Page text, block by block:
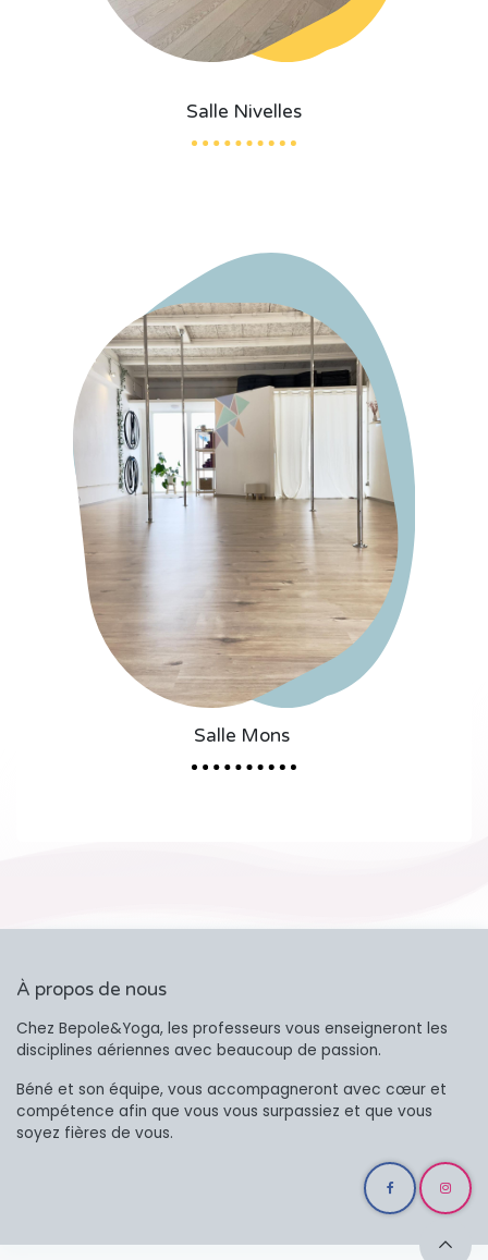
Salle Nivelles
Salle Mons
À propos de nous
Chez Bepole&Yoga, les professeurs vous enseigneront les
disciplines aériennes avec beaucoup de passion.
Béné et son équipe, vous accompagneront avec cœur et
compétence afin que vous vous surpassiez et que vous
soyez fières de vous.